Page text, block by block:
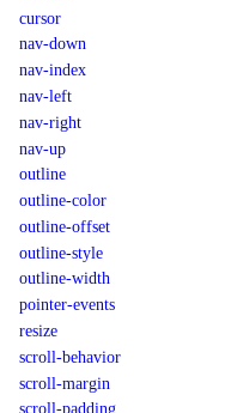
cursor
nav-down
nav-index
nav-left
nav-right
nav-up
outline
outline-color
outline-offset
outline-style
outline-width
pointer-events
resize
scroll-behavior
scroll-margin
scroll-padding